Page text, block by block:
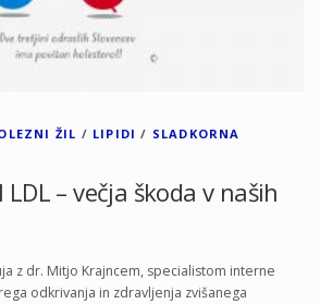
ŽIL / LIPIDI / SLADKORNA
– večja škoda v naših
z dr. Mitjo Krajncem, specialistom interne
odkrivanja in zdravljenja zvišanega